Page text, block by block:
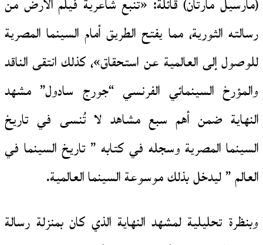
رسالته الثورية، مما يفتح الطريق أمام السينما المصرية
للوصول إلى العالمية عن استحقاق»، كذلك انتقى الناقد
والمؤرخ السينمائي الفرنسي “جورج سادول” مشهد
النهاية ضمن أهم سبع مشاهد لا تُنسى في تاريخ
السينما المصرية وسجله في كتابه ” تاريخ السينما في
العالم ” ليدخل بذلك موسوعة السينما العالمية.
وبنظرة تحليلية لمشهد النهاية الذي كان بمنزلة رسالة